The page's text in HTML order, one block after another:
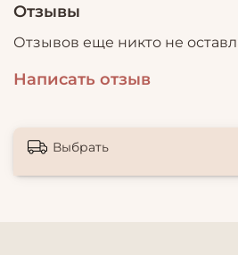
Отзывы
Отзывов еще никто не
Написать отзыв
Выбрать